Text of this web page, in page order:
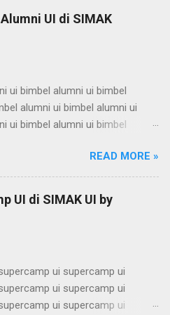
UI di SIMAK
ui bimbel alumni ui bimbel
alumni ui bimbel alumni ui
ui bimbel alumni ui bimbel
ui bimbel alumni ui bimbel
alumni ui bimbel alumni ui
ui bimbel alumni ui bimbel
alumni ui bimbel alumni ui
ui bimbel alumni ui bimbel
alumni ui bimbel alumni ui
alumni ui bimbel alumni ui
ui bimbel alumni ui bimbel
alumni ui bimbel alumni ui
READ MORE »
UI di SIMAK UI by
ui supercamp ui
ui supercamp ui
ui supercamp ui